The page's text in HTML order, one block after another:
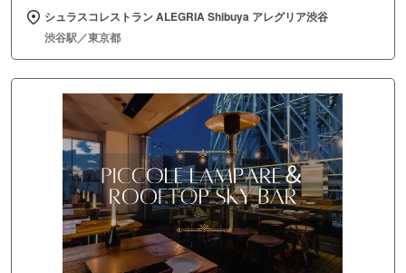
シュラスコレストラン ALEGRIA Shibuya アレグリア渋谷
渋谷駅／東京都